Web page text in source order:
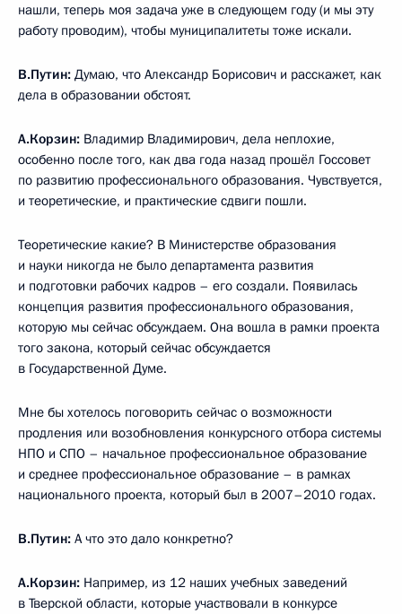
нашли, теперь моя задача уже в следующем году (и мы эту
работу проводим), чтобы муниципалитеты тоже искали.
В.Путин: Думаю, что Александр Борисович и расскажет, как
дела в образовании обстоят.
А.Корзин: Владимир Владимирович, дела неплохие,
особенно после того, как два года назад прошёл Госсовет
по развитию профессионального образования. Чувствуется,
и теоретические, и практические сдвиги пошли.
Теоретические какие? В Министерстве образования
и науки никогда не было департамента развития
и подготовки рабочих кадров – его создали. Появилась
концепция развития профессионального образования,
которую мы сейчас обсуждаем. Она вошла в рамки проекта
того закона, который сейчас обсуждается
в Государственной Думе.
Мне бы хотелось поговорить сейчас о возможности
продления или возобновления конкурсного отбора системы
НПО и СПО – начальное профессиональное образование
и среднее профессиональное образование – в рамках
национального проекта, который был в 2007–2010 годах.
В.Путин: А что это дало конкретно?
А.Корзин: Например, из 12 наших учебных заведений
в Тверской области, которые участвовали в конкурсе